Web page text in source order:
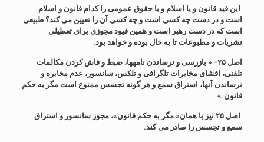
این قید قانون و یا اسلام و یا حقوق عمومی را کدام قانون و اسلام
است و در دست چه کسی است و چه کسی آن را تعیین می کند؟ طبیعی
است که در دست رهبر است و همین قیود مجوزی برای تعطیلی
نشریات و مطبوعات تا به حال بوده و خواهد بود.
اصل ۲۵- « بازرسی
و نرساندن نامه‏ها، ضبط و فاش کردن مکالمات
تلفنی، افشای مخابرات تلگرافی و تلکس، سانسور، عدم مخابره و
نرساندن آنها، استراق سمع و هر گونه تجسس ممنوع است مگر به حکم
قانون.»
اصل ۲۵ نیز با همان« مگر به حکم قانون»، مجوز سانسور و استراق
سمع و تجسس را صادر می کند.